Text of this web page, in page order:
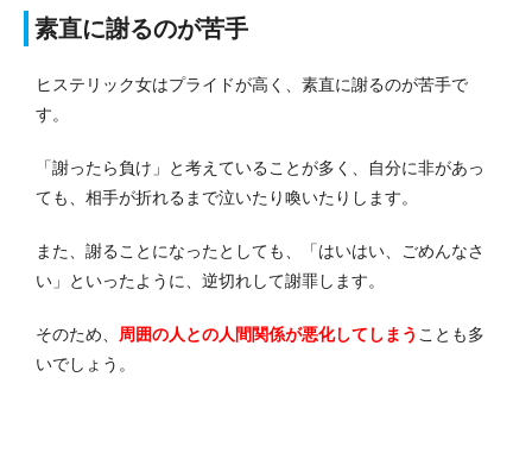
素直に謝るのが苦手
ヒステリック女はプライドが高く、素直に謝るのが苦手で
す。
「謝ったら負け」と考えていることが多く、自分に非があっ
ても、相手が折れるまで泣いたり喚いたりします。
また、謝ることになったとしても、「はいはい、ごめんなさ
い」といったように、逆切れして謝罪します。
そのため、 周囲の人との人間関係が悪化してしまう ことも多
いでしょう。